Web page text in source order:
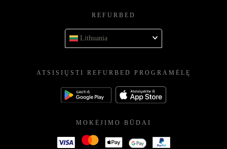
REFURBED
Lithuania
ATSISIŲSTI REFURBED PROGRAMĖLĘ
MOKĖJIMO BŪDAI